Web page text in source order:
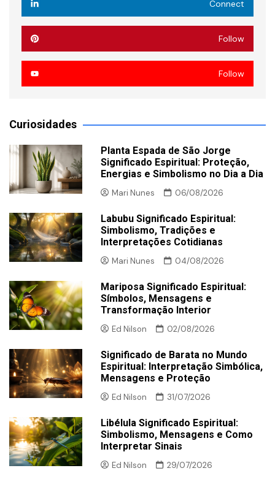
Connect
Follow
Follow
Curiosidades
Planta Espada de São Jorge
Significado Espiritual: Proteção,
Energias e Simbolismo no Dia a Dia
Mari Nunes 06/08/2026
Labubu Significado Espiritual:
Simbolismo, Tradições e
Interpretações Cotidianas
Mari Nunes 04/08/2026
Mariposa Significado Espiritual:
Símbolos, Mensagens e
Transformação Interior
Ed Nilson 02/08/2026
Significado de Barata no Mundo
Espiritual: Interpretação Simbólica,
Mensagens e Proteção
Ed Nilson 31/07/2026
Libélula Significado Espiritual:
Simbolismo, Mensagens e Como
Interpretar Sinais
Ed Nilson 29/07/2026